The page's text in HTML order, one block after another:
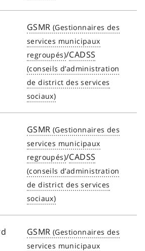
GSMR
/CADSS
GSMR
/CADSS
GSMR